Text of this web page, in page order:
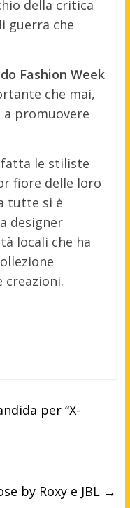
della critica
guerra che
Fashion Week
che mai,
promuovere
fatta le stiliste
fiore delle loro
tutte si è
designer
locali che ha
creazioni.
per “X-
by Roxy e JBL →